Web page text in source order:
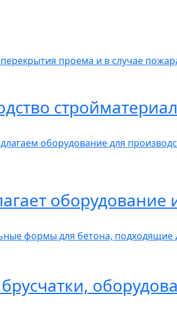
проема и в случае
оборудование для
оборудование
формы для бетона, подходящие